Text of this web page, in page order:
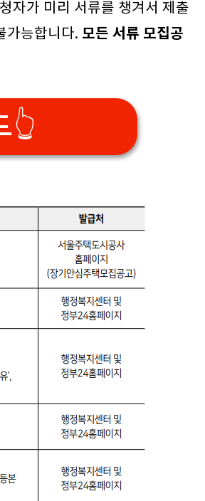
자가 미리 서류를 챙겨서 제출
가능합니다. 모든 서류 모집공